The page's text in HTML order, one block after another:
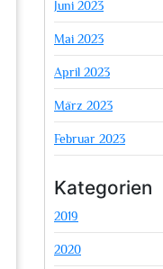
Juni 2023
Mai 2023
April 2023
März 2023
Februar 2023
Kategorien
2019
2020